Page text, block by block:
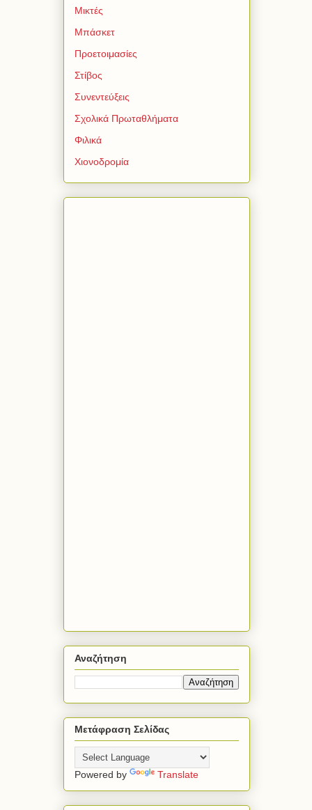
Μικτές
Μπάσκετ
Προετοιμασίες
Στίβος
Συνεντεύξεις
Σχολικά Πρωταθλήματα
Φιλικά
Χιονοδρομία
Αναζήτηση
Μετάφραση Σελίδας
Powered by Translate